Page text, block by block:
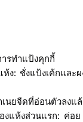
รทำแป้งคุกกี้
ห้ง: ชั่งแป้งเค้กแล
เนยจืดที่อ่อนตัวลง
งแห้งส่วนแรก: ค่อ